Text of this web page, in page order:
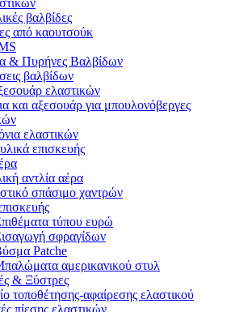
βαλβίδες
από καουτσούκ
& Πυρήνες Βαλβίδων
βαλβίδων
ελαστικών
και αξεσουάρ για μπουλονόβεργες
ελαστικών
επισκευής
αντλία αέρα
σπάσιμο χαντρών
τύπου ευρώ
σφραγίδων
Patche
αμερικανικού στυλ
& Ξύστρες
τοποθέτησης-αφαίρεσης ελαστικού